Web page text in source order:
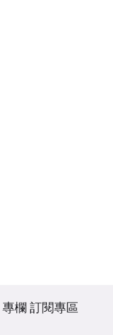
專欄 訂閱專區